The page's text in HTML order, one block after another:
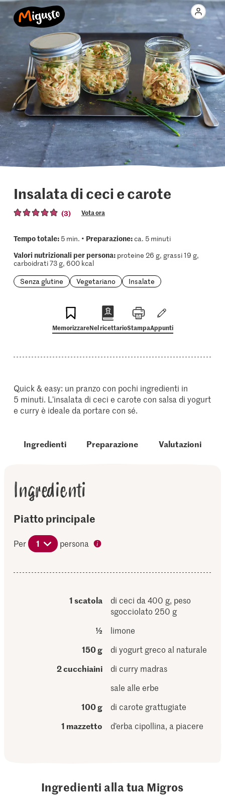
Insalata di ceci e carote
(3) Vota ora
Tempo totale:5 min. • Preparazione:ca. 5 minuti
Valori nutrizionali per persona:proteine 26 g, grassi 19 g,
carboidrati 73 g, 600 kcal
Senza glutine
Vegetariano Insalate
MemorizzareNel ricettarioStampaAppunti
Quick & easy: un pranzo con pochi ingredienti in
5 minuti. L’insalata di ceci e carote con salsa di yogurt
e curry è ideale da portare con sé.
Ingredienti Preparazione Valutazioni
Ingredienti
Piatto principale
Per 1 persona
1 scatola
di ceci da 400 g, peso
sgocciolato 250 g
½
limone
150 g
di yogurt greco al naturale
2 cucchiaini
di curry madras
sale alle erbe
100 g
di carote grattugiate
1 mazzetto
d’erba cipollina, a piacere
Ingredienti alla tua Migros